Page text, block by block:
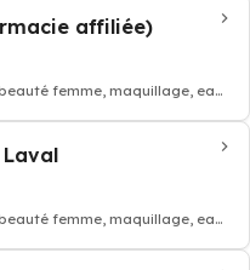
affiliée)
eau
eau